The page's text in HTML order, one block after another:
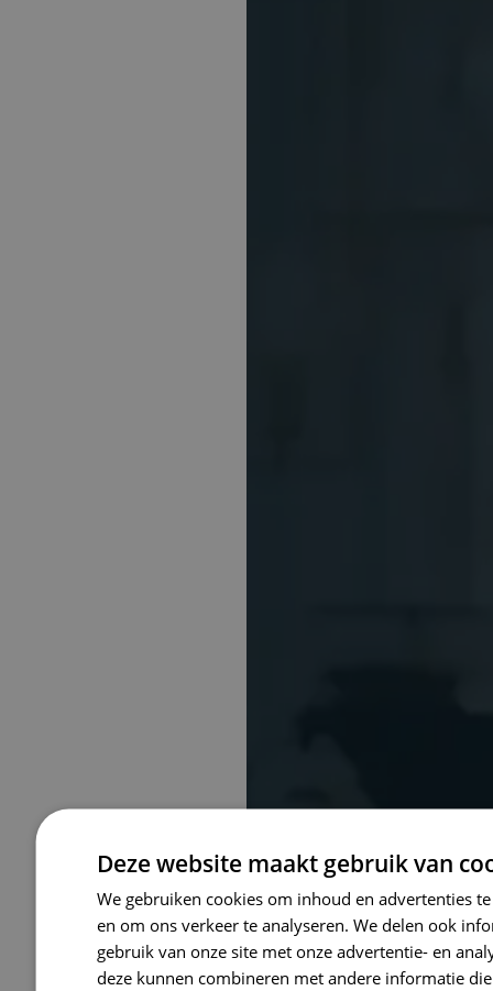
Rembrandt
Prins
200/
Deze website maakt gebruik van
We gebruiken cookies om inhoud en advertenties
en om ons verkeer te analyseren. We delen ook
gebruik van onze site met onze advertentie- en
deze kunnen combineren met andere informatie